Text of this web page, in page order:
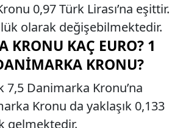
0,97 Türk Lirası’na eşittir.
olarak değişebilmektedir.
KRONU KAÇ EURO? 1
KRONU?
7,5 Danimarka Kronu’na
Kronu da yaklaşık 0,133
gelmektedir.